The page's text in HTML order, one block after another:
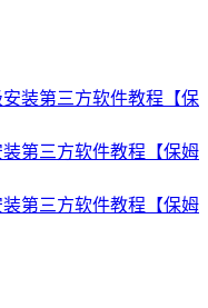
第三方软件教程【保姆
第三方软件教程【保姆